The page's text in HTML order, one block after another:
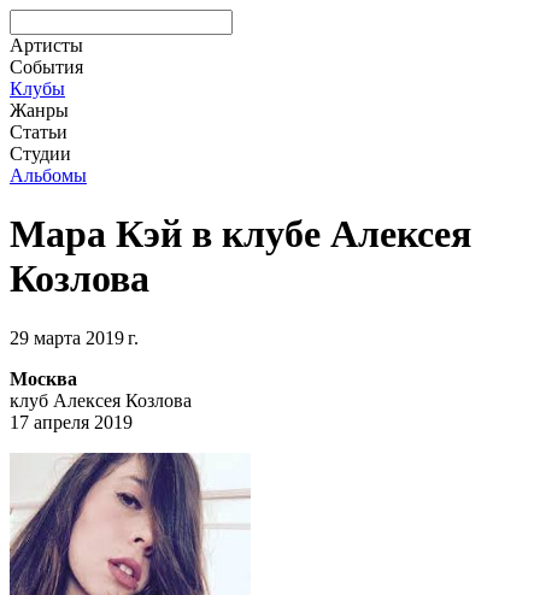
Артисты
События
Клубы
Жанры
Статьи
Студии
Альбомы
Мара Кэй в клубе Алексея
Козлова
29 марта 2019 г.
Москва
клуб Алексея Козлова
17 апреля 2019